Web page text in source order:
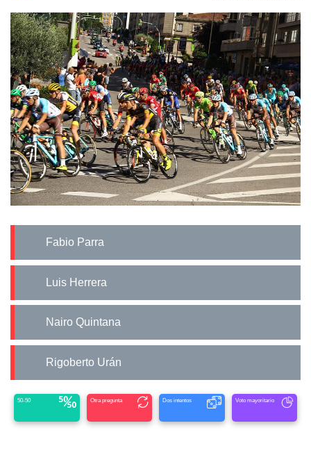
Fabio Parra
Luis Herrera
Nairo Quintana
Rigoberto Urán
50-50 Otra pregunta Dos intentos Voto mayoritario